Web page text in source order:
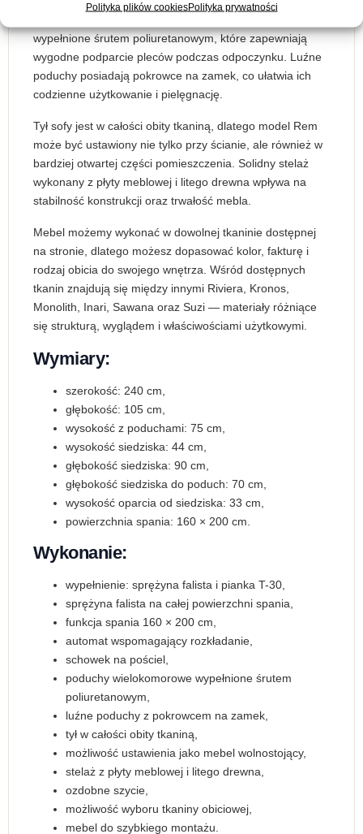
Polityka plików cookiesPolityka prywatności
wypełnione śrutem poliuretanowym, które zapewniają
wygodne podparcie pleców podczas odpoczynku. Luźne
poduchy posiadają pokrowce na zamek, co ułatwia ich
codzienne użytkowanie i pielęgnację.
Tył sofy jest w całości obity tkaniną, dlatego model Rem
może być ustawiony nie tylko przy ścianie, ale również w
bardziej otwartej części pomieszczenia. Solidny stelaż
wykonany z płyty meblowej i litego drewna wpływa na
stabilność konstrukcji oraz trwałość mebla.
Mebel możemy wykonać w dowolnej tkaninie dostępnej
na stronie, dlatego możesz dopasować kolor, fakturę i
rodzaj obicia do swojego wnętrza. Wśród dostępnych
tkanin znajdują się między innymi Riviera, Kronos,
Monolith, Inari, Sawana oraz Suzi — materiały różniące
się strukturą, wyglądem i właściwościami użytkowymi.
Wymiary:
szerokość: 240 cm,
głębokość: 105 cm,
wysokość z poduchami: 75 cm,
wysokość siedziska: 44 cm,
głębokość siedziska: 90 cm,
głębokość siedziska do poduch: 70 cm,
wysokość oparcia od siedziska: 33 cm,
powierzchnia spania: 160 × 200 cm.
Wykonanie:
wypełnienie: sprężyna falista i pianka T-30,
sprężyna falista na całej powierzchni spania,
funkcja spania 160 × 200 cm,
automat wspomagający rozkładanie,
schowek na pościel,
poduchy wielokomorowe wypełnione śrutem
poliuretanowym,
luźne poduchy z pokrowcem na zamek,
tył w całości obity tkaniną,
możliwość ustawienia jako mebel wolnostojący,
stelaż z płyty meblowej i litego drewna,
ozdobne szycie,
możliwość wyboru tkaniny obiciowej,
mebel do szybkiego montażu.